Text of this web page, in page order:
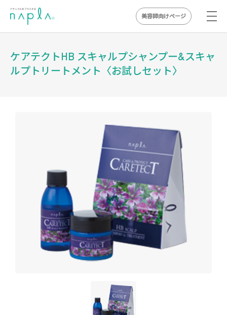
content
美容師向けページ
ケアテクトHB スキャルプシャンプー&スキャ
ルプトリートメント〈お試しセット〉